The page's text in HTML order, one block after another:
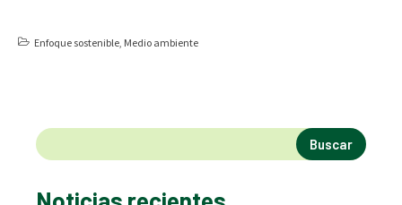
Enfoque sostenible Medio ambiente
Buscar